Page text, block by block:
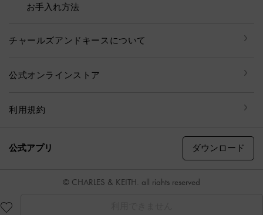
お手入れ方法
チャールズアンドキースについて
公式オンラインストア
利用規約
公式アプリ ダウンロード
© CHARLES & KEITH, all rights reserved